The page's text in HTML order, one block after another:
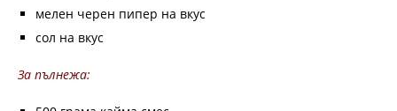
мелен черен пипер на вкус
сол на вкус
За пълнежа: